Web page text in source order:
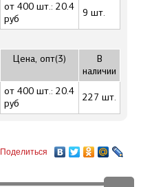
от 400 шт.: 20.4
руб
9 шт.
Цена, опт(3)
В
наличии
от 400 шт.: 20.4
руб
227 шт.
Поделиться